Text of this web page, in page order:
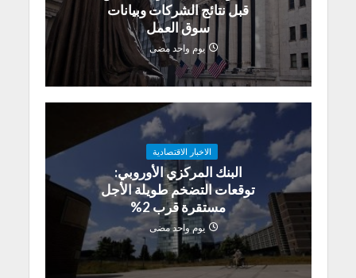
قبل نتائج الشركات وبيانات
سوق العمل
يوم واحد مضى
الاخبار الاقتصادية
البنك المركزي الأوروبي:
توقعات التضخم طويلة الأجل
مستقرة قرب 2%
يوم واحد مضى